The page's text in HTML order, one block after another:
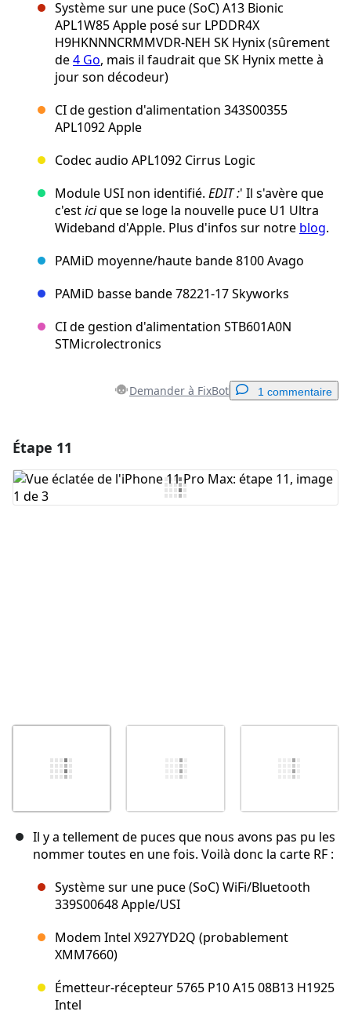
Système sur une puce (SoC) A13 Bionic
APL1W85 Apple posé sur LPDDR4X
H9HKNNNCRMMVDR-NEH SK Hynix (sûrement
de4 Go, mais il faudrait que SK Hynix mette à
jour son décodeur)
CI de gestion d'alimentation 343S00355
APL1092 Apple
Codec audio APL1092 Cirrus Logic
Module USI non identifié. EDIT :' Il s'avère que
c'esticique se loge la nouvelle puce U1 Ultra
Wideband d'Apple. Plus d'infos sur notre blog.
PAMiD moyenne/haute bande 8100 Avago
PAMiD basse bande 78221-17 Skyworks
CI de gestion d'alimentation STB601A0N
STMicrolectronics
Demander à FixBot 1 commentaire
Ajouter un commentaire
Étape 11
Il y a tellement de puces que nous avons pas pu les
nommer toutes en une fois. Voilà donc la carte RF :
Système sur une puce (SoC) WiFi/Bluetooth
339S00648 Apple/USI
Modem Intel X927YD2Q (probablement
XMM7660)
Émetteur-récepteur 5765 P10 A15 08B13 H1925
Intel